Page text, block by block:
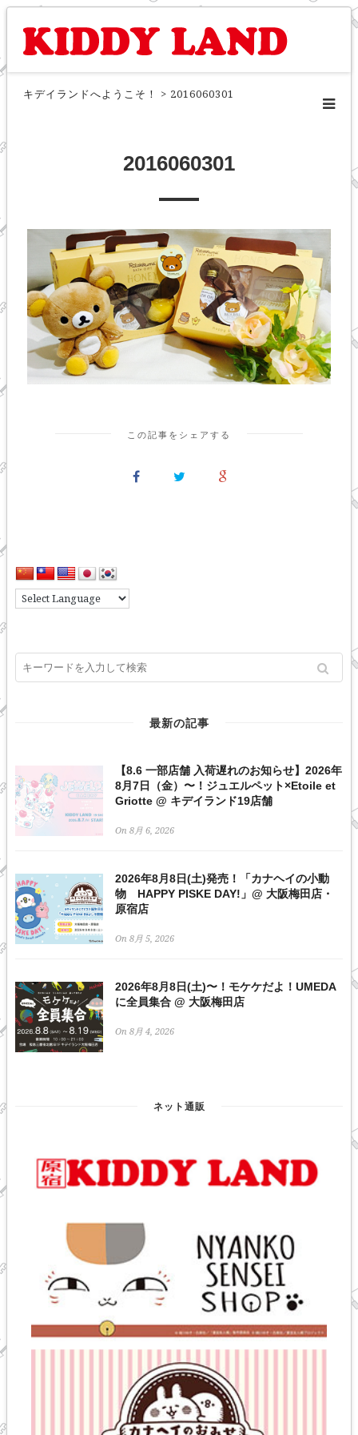
キデイランドへようこそ！ > 2016060301
2016060301
この記事をシェアする
最新の記事
【8.6 一部店舗 入荷遅れのお知らせ】2026年
8月7日（金）〜！ジュエルペット×Etoile et
Griotte @ キデイランド19店舗
On 8月 6, 2026
2026年8月8日(土)発売！「カナヘイの小動
物 HAPPY PISKE DAY!」@ 大阪梅田店・
原宿店
On 8月 5, 2026
2026年8月8日(土)〜！モケケだよ！UMEDA
に全員集合 @ 大阪梅田店
On 8月 4, 2026
ネット通販